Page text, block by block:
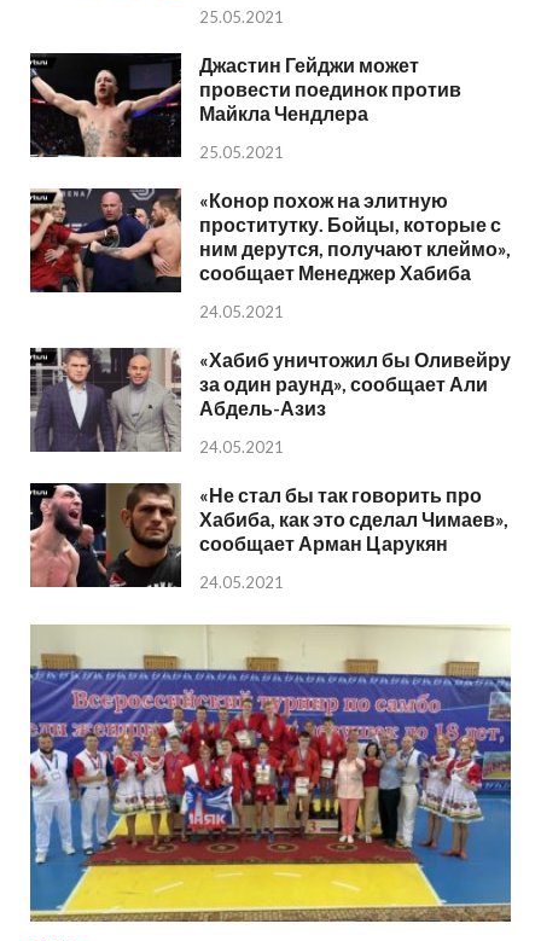
25.05.2021
Джастин Гейджи может
провести поединок против
Майкла Чендлера
25.05.2021
«Конор похож на элитную
проститутку. Бойцы, которые с
ним дерутся, получают клеймо»,
сообщает Менеджер Хабиба
24.05.2021
«Хабиб уничтожил бы Оливейру
за один раунд», сообщает Али
Абдель-Азиз
24.05.2021
«Не стал бы так говорить про
Хабиба, как это сделал Чимаев»,
сообщает Арман Царукян
24.05.2021